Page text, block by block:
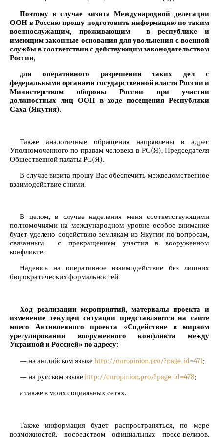
Поэтому в случае визита Международной делегации
ООН в Россию прошу подготовить информацию по таким
военнослужащим, проживающим в республике и
имеющим законные основания для увольнения с военной
службы в соответствии с действующим законодательством
России,
для оперативного разрешения таких дел с
федеральными органами государственной власти России и
Министерством обороны России при участии
должностных лиц ООН в ходе посещения Республики
Саха (Якутия).
Также аналогичные обращения направлены в адрес
Уполномоченного по правам человека в РС(Я), Председателя
Общественной палаты РС(Я).
В случае визита прошу Вас обеспечить межведомственное
взаимодействие с ними.
В целом, в случае наделения меня соответствующими
полномочиями на международном уровне особое внимание
будет уделено содействию землякам из Якутии по вопросам,
связанным с прекращением участия в вооруженном
конфликте.
Надеюсь на оперативное взаимодействие без лишних
бюрократических формальностей.
Ход реализации мероприятий, материалы проекта и
изменение текущей ситуации представляются на сайте
моего Антивоенного проекта «Содействие в мирном
урегулировании вооруженного конфликта между
Украиной и Россией» по адресу:
— на английском языке http://ouropinion.pro/?page_id=471;
— на русском языке http://ouropinion.pro/?page_id=478;
а также в моих социальных сетях.
Также информация будет распространяться, по мере
возможностей, посредством официальных пресс-релизов,